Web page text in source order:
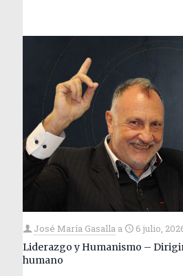
José María Gasalla a
6 julio,
Liderazgo y Humanismo –
humano